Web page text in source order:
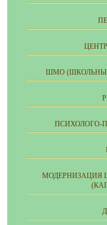
ШМО
ПСИХОЛОГО-
МОДЕРНИЗАЦИЯ